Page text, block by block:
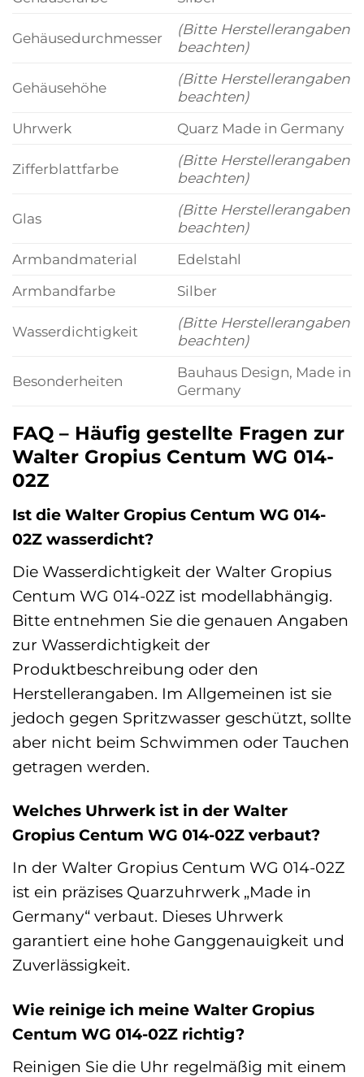
Gehäusedurchmesser
(Bitte Herstellerangaben
beachten)
Gehäusehöhe
(Bitte Herstellerangaben
beachten)
Uhrwerk
Quarz Made in Germany
Zifferblattfarbe
(Bitte Herstellerangaben
beachten)
Glas
(Bitte Herstellerangaben
beachten)
Armbandmaterial
Edelstahl
Armbandfarbe
Silber
Wasserdichtigkeit
(Bitte Herstellerangaben
beachten)
Besonderheiten
Bauhaus Design, Made in
Germany
FAQ – Häufig gestellte Fragen zur
Walter Gropius Centum WG 014-
02Z
Ist die Walter Gropius Centum WG 014-
02Z wasserdicht?
Die Wasserdichtigkeit der Walter Gropius
Centum WG 014-02Z ist modellabhängig.
Bitte entnehmen Sie die genauen Angaben
zur Wasserdichtigkeit der
Produktbeschreibung oder den
Herstellerangaben. Im Allgemeinen ist sie
jedoch gegen Spritzwasser geschützt, sollte
aber nicht beim Schwimmen oder Tauchen
getragen werden.
Welches Uhrwerk ist in der Walter
Gropius Centum WG 014-02Z verbaut?
In der Walter Gropius Centum WG 014-02Z
ist ein präzises Quarzuhrwerk „Made in
Germany“ verbaut. Dieses Uhrwerk
garantiert eine hohe Ganggenauigkeit und
Zuverlässigkeit.
Wie reinige ich meine Walter Gropius
Centum WG 014-02Z richtig?
Reinigen Sie die Uhr regelmäßig mit einem